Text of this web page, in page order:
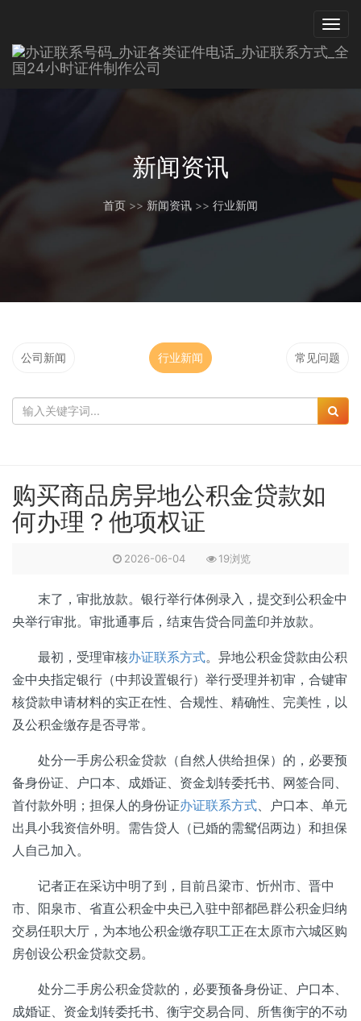
新闻资讯
首页 >> 新闻资讯 >> 行业新闻
公司新闻 行业新闻 常见问题
购买商品房异地公积金贷款如
何办理？他项权证
2026-06-04 19浏览
末了，审批放款。银行举行体例录入，提交到公积金中
央举行审批。审批通事后，结束告贷合同盖印并放款。
最初，受理审核办证联系方式。异地公积金贷款由公积
金中央指定银行（中邦设置银行）举行受理并初审，合键审
核贷款申请材料的实正在性、合规性、精确性、完美性，以
及公积金缴存是否寻常。
处分一手房公积金贷款（自然人供给担保）的，必要预
备身份证、户口本、成婚证、资金划转委托书、网签合同、
首付款外明；担保人的身份证办证联系方式、户口本、单元
出具小我资信外明。需告贷人（已婚的需鸳侣两边）和担保
人自己加入。
记者正在采访中明了到，目前吕梁市、忻州市、晋中
市、阳泉市、省直公积金中央已入驻中部都邑群公积金归纳
交易任职大厅，为本地公积金缴存职工正在太原市六城区购
房创设公积金贷款交易。
处分二手房公积金贷款的，必要预备身份证、户口本、
成婚证、资金划转委托书、衡宇交易合同、所售衡宇的不动